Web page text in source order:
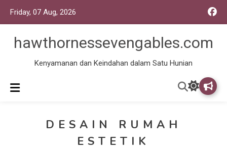
Friday, 07 Aug, 2026
hawthornessevengables.com
Kenyamanan dan Keindahan dalam Satu Hunian
DESAIN RUMAH
ESTETIK